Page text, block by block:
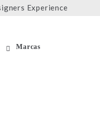
Experience
Marcas